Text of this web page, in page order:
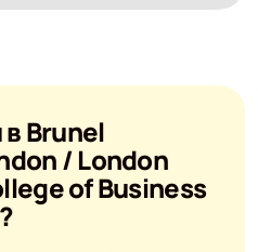
Brunel
/ London
of Business